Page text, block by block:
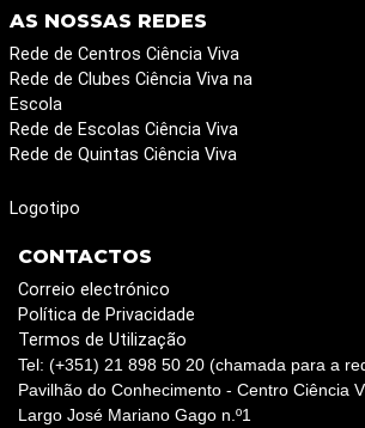
AS NOSSAS REDES
Rede de Centros Ciência Viva
Rede de Clubes Ciência Viva na
Escola
Rede de Escolas Ciência Viva
Rede de Quintas Ciência Viva
Logotipo
CONTACTOS
Correio electrónico
Política de Privacidade
Termos de Utilização
Tel: (+351) 21 898 50 20 (chamada para a
Pavilhão do Conhecimento - Centro Ciência
Largo José Mariano Gago n.º1